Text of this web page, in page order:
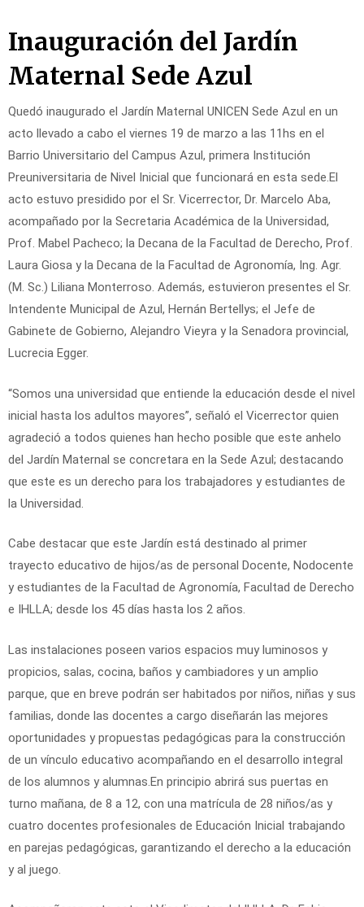
Skip
content
Inauguración del Jardín
Maternal Sede Azul
Quedó inaugurado el Jardín Maternal UNICEN Sede Azul en un
acto llevado a cabo el viernes 19 de marzo a las 11hs en el
Barrio Universitario del Campus Azul, primera Institución
Preuniversitaria de Nivel Inicial que funcionará en esta sede.El
acto estuvo presidido por el Sr. Vicerrector, Dr. Marcelo Aba,
acompañado por la Secretaria Académica de la Universidad,
Prof. Mabel Pacheco; la Decana de la Facultad de Derecho, Prof.
Laura Giosa y la Decana de la Facultad de Agronomía, Ing. Agr.
(M. Sc.) Liliana Monterroso. Además, estuvieron presentes el Sr.
Intendente Municipal de Azul, Hernán Bertellys; el Jefe de
Gabinete de Gobierno, Alejandro Vieyra y la Senadora provincial,
Lucrecia Egger.
“Somos una universidad que entiende la educación desde el nivel
inicial hasta los adultos mayores”, señaló el Vicerrector quien
agradeció a todos quienes han hecho posible que este anhelo
del Jardín Maternal se concretara en la Sede Azul; destacando
que este es un derecho para los trabajadores y estudiantes de
la Universidad.
Cabe destacar que este Jardín está destinado al primer
trayecto educativo de hijos/as de personal Docente, Nodocente
y estudiantes de la Facultad de Agronomía, Facultad de Derecho
e IHLLA; desde los 45 días hasta los 2 años.
Las instalaciones poseen varios espacios muy luminosos y
propicios, salas, cocina, baños y cambiadores y un amplio
parque, que en breve podrán ser habitados por niños, niñas y sus
familias, donde las docentes a cargo diseñarán las mejores
oportunidades y propuestas pedagógicas para la construcción
de un vínculo educativo acompañando en el desarrollo integral
de los alumnos y alumnas.En principio abrirá sus puertas en
turno mañana, de 8 a 12, con una matrícula de 28 niños/as y
cuatro docentes profesionales de Educación Inicial trabajando
en parejas pedagógicas, garantizando el derecho a la educación
y al juego.